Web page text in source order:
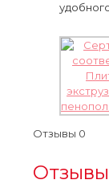
Отзывы 0
Отзывы